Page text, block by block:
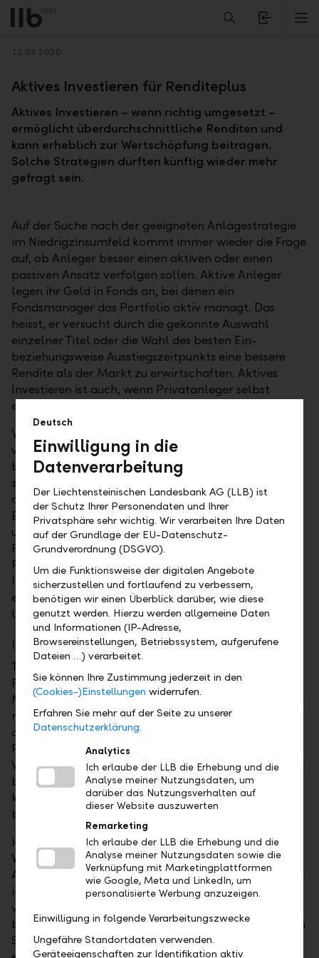
Alerts.Headline
Zurück
12.03.2020
Aktives Investieren für Renditeplus
Aktives Investieren – wenn richtig umgesetzt –
ermöglicht überdurchschnittliche Renditen und
kann erheblich zur Wertschöpfung beitragen.
Solche Strategien dürften künftig wieder mehr
gefragt sein.
Auf der Suche nach der geeigneten Anlagestrategie
im Niedrigzinsumfeld kommt immer wieder die Frage
auf, ob Anleger besser einen aktiven oder einen
passiven Ansatz verfolgen sollen. Aktive Anleger
legen ihr Geld in Fonds an, bei denen ein
Fondsmanager das Portfolio aktiv managt. Das
heisst, er versucht durch die gekonnte Auswahl
einzelner Titel oder die Wahl des besten Ein-
beziehungsweise Ausstiegszeitpunkts eine bessere
Rendite als der Markt zu erwirtschaften. Aktives
Investieren ist auch, wenn Privatanleger selbst
einzelne Aktien für ihr Depot auswählen.
Während aktive Vermögensmanager in den
vergangenen Jahren viel Kritik einstecken mussten,
boomte das passive Investieren. Die
zugrundeliegende Theorie beim passiven Anlegen ist
die sogenannte Effizienzmarkttheorie, die von
Eugene Fama in den 60er-Jahren aufgestellt wurde
und die sich in den 70er-Jahren zur vorherrschenden
Finanzmarkttheorie etablierte. Sie besagt, dass
Finanzmärkte selbst effizient sind. Alle verfügbaren
Informationen sind bereits in den Wertpapierpreisen
enthalten. Es ist demnach nicht möglich, den Markt
langfristig zu schlagen.
Irrationale Marktteilnehmer
Trotz des überzeugenden Ansatzes zeigt sich in der
Praxis und in vielen empirischen Studien, dass die
Märkte nicht immer alle verfügbaren Informationen
reflektieren. Zudem verhalten sich Markteilnehmer
oft irrational und geleitet von psychologischen
Faktoren. "Behavioral Finance" – die sogenannte
Verhaltensökonomie – zeigt denn auch, dass Anleger
bei der Verarbeitung von Informationen oft
kognitiven Anomalien und menschlichen Irrtümern
bei der Argumentation unterliegen.
Hier liegen die besonderen Chancen für den aktiven
Vermögensverwalter. Mit passiven
Anlageinstrumenten partizipiert man an sämtlichen
ineffizienten Bewegungen eins zu eins mit und
verpasst deshalb Renditechancen. Zudem kann es
beim passiven Investieren zu einer Konzentration von
Sektoren und Einzeltiteln kommen, die einer
Deutsch
Einwilligung in die
Datenverarbeitung
Der Liechtensteinischen Landesbank AG (LLB) ist
der Schutz Ihrer Personendaten und Ihrer
Privatsphäre sehr wichtig. Wir verarbeiten Ihre Daten
auf der Grundlage der EU-Datenschutz-
Grundverordnung (DSGVO).
Um die Funktionsweise der digitalen Angebote
sicherzustellen und fortlaufend zu verbessern,
benötigen wir einen Überblick darüber, wie diese
genutzt werden. Hierzu werden allgemeine Daten
und Informationen (IP-Adresse,
Browsereinstellungen, Betriebssystem, aufgerufene
Dateien …) verarbeitet.
Sie können Ihre Zustimmung jederzeit in den
(Cookies-)Einstellungen widerrufen.
Erfahren Sie mehr auf der Seite zu unserer
Datenschutzerklärung.
Analytics
Ich erlaube der LLB die Erhebung und die
Analyse meiner Nutzungsdaten, um
darüber das Nutzungsverhalten auf
dieser Website auszuwerten
Remarketing
Ich erlaube der LLB die Erhebung und die
Analyse meiner Nutzungsdaten sowie die
Verknüpfung mit Marketingplattformen
wie Google, Meta und LinkedIn, um
personalisierte Werbung anzuzeigen.
Einwilligung in folgende Verarbeitungszwecke
Ungefähre Standortdaten verwenden.
Geräteeigenschaften zur Identifikation aktiv